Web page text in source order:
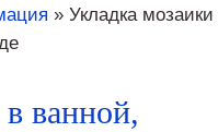
» Укладка мозаики
ванной,